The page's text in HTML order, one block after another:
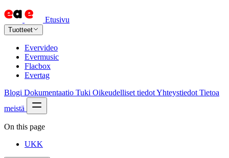
Etusivu
Tuotteet
Evervideo
Evermusic
Flacbox
Evertag
Blogi Dokumentaatio Tuki Oikeudelliset tiedotYhteystiedot Tietoa
meistä
On this page
UKK